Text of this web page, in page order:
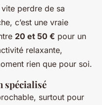
perdre de sa
c’est une vraie
20 et 50 € pour un
relaxante,
rien que pour soi.
spécialisé
surtout pour